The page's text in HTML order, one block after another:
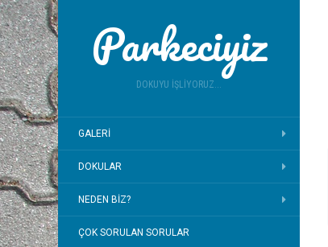
Parkeciyiz
DOKUYU İŞLIYORUZ...
GALERI
DOKULAR
NEDEN BIZ?
ÇOK SORULAN SORULAR